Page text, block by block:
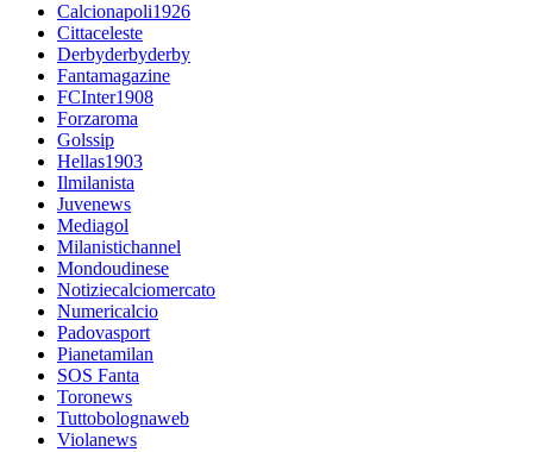
Calcionapoli1926
Cittaceleste
Derbyderbyderby
Fantamagazine
FCInter1908
Forzaroma
Golssip
Hellas1903
Ilmilanista
Juvenews
Mediagol
Milanistichannel
Mondoudinese
Notiziecalciomercato
Numericalcio
Padovasport
Pianetamilan
SOS Fanta
Toronews
Tuttobolognaweb
Violanews